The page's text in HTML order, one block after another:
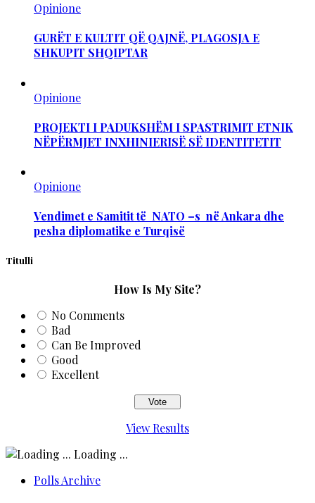
Opinione
GURËT E KULTIT QË QAJNË, PLAGOSJA E
SHKUPIT SHQIPTAR
Opinione
PROJEKTI I PADUKSHËM I SPASTRIMIT ETNIK
NËPËRMJET INXHINIERISË SË IDENTITETIT
Opinione
Vendimet e Samitit të NATO –s në Ankara dhe
pesha diplomatike e Turqisë
Titulli
How Is My Site?
No Comments
Bad
Can Be Improved
Good
Excellent
View Results
Loading ...
Polls Archive